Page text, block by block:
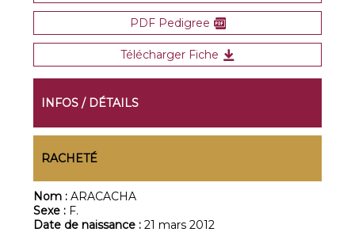
PDF Pedigree
Télécharger Fiche
INFOS / DÉTAILS
RACHETÉ
Nom :ARACACHA
Sexe : F.
Date de naissance :21 mars 2012